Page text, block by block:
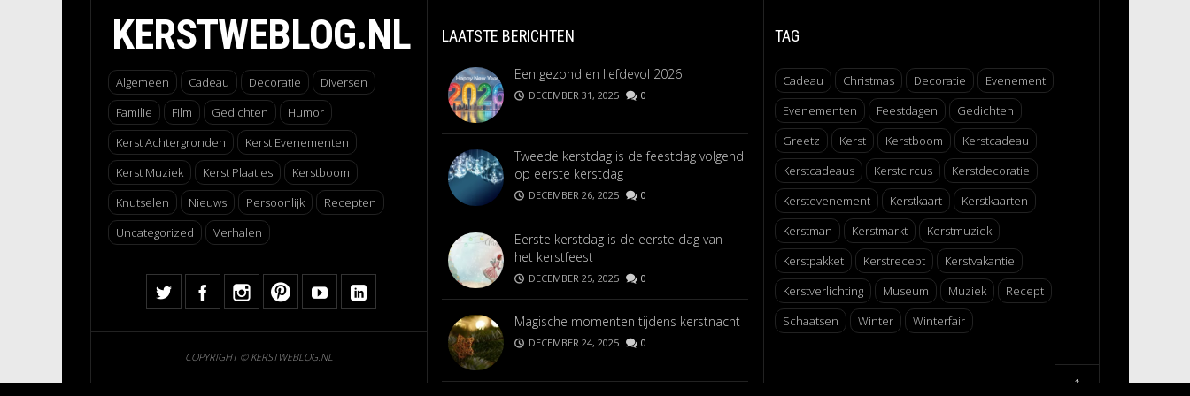
KERSTWEBLOG.NL
Algemeen Cadeau Decoratie
Diversen
Familie
Film Gedichten
Humor
Kerst Achtergronden
Kerst Evenementen
Kerst Muziek
Kerst Plaatjes
Kerstboom
Knutselen
Nieuws Persoonlijk
Recepten
Uncategorized
Verhalen
COPYRIGHT © KERSTWEBLOG.NL
LAATSTE BERICHTEN
Een gezond en liefdevol 2026
DECEMBER 31, 2025 0
Tweede kerstdag is de feestdag volgend
op eerste kerstdag
DECEMBER 26, 2025 0
Eerste kerstdag is de eerste dag van
het kerstfeest
DECEMBER 25, 2025 0
Magische momenten tijdens kerstnacht
DECEMBER 24, 2025 0
TAG
Cadeau Christmas Decoratie
Evenement
Evenementen
Feestdagen
Gedichten
Greetz
Kerst Kerstboom
Kerstcadeau
Kerstcadeaus
Kerstcircus
Kerstdecoratie
Kerstevenement
Kerstkaart
Kerstkaarten
Kerstman
Kerstmarkt
Kerstmuziek
Kerstpakket
Kerstrecept
Kerstvakantie
Kerstverlichting
Museum Muziek
Recept
Schaatsen
Winter Winterfair
↑